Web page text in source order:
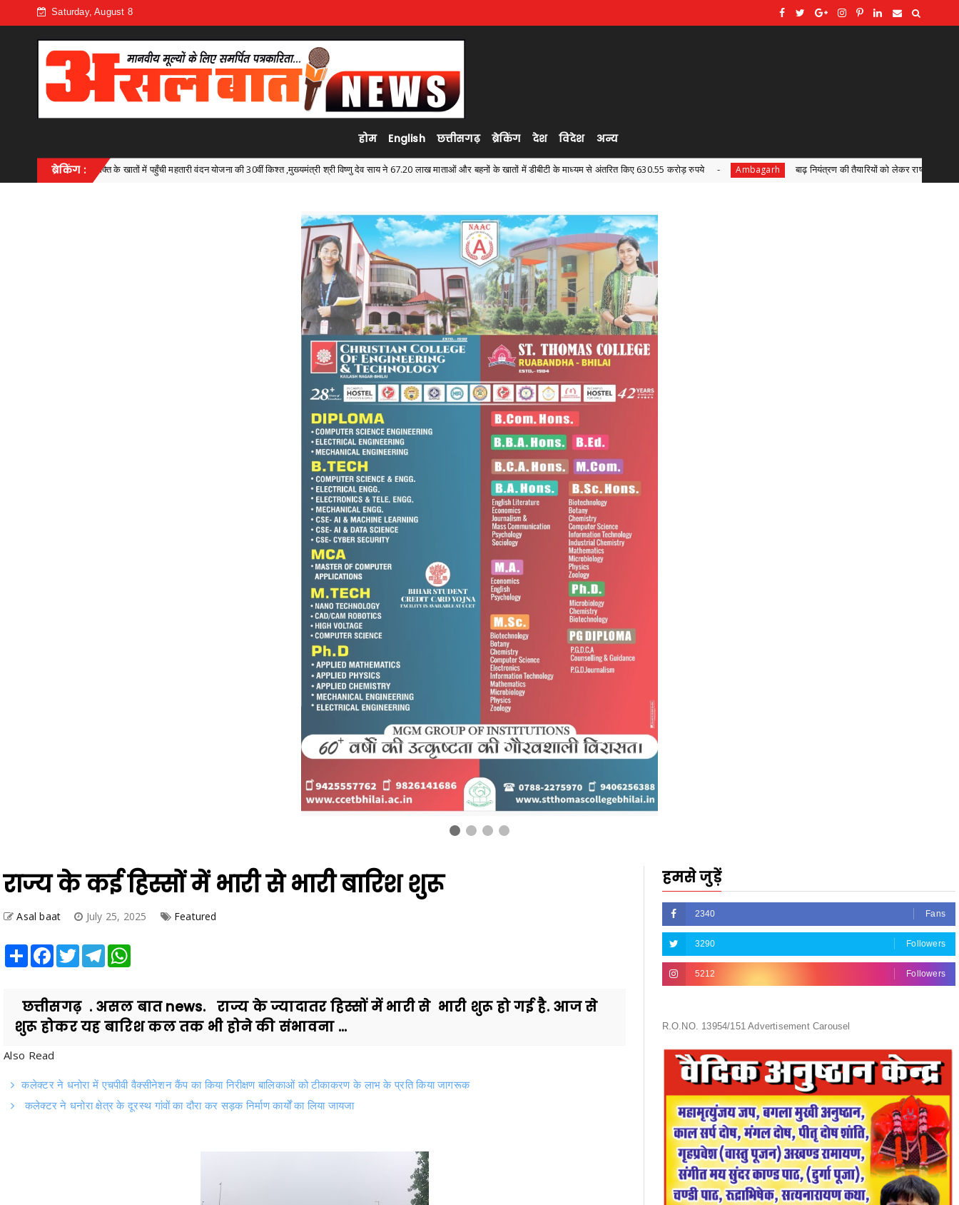
Saturday, August 8
होम English छत्तीसगढ़ ब्रेकिंग देश विदेश अन्य
ब्रेकिंग :
में पहुँची महतारी वंदन योजना की 30वीं किश्त ,मुख्यमंत्री श्री विष्णु देव साय ने 67.20 लाख माताओं और बहनों के खातों में डीबीटी के माध्यम से अंतरित किए 630.55 करोड़ रुपये Ambagarh बाढ़ नियंत्रण की तैयारियों को लेकर राष्ट्रीय आपदा प्रबंधन प्राधिकरण द्वारा बाढ़
राज्य के कई हिस्सों में भारी से भारी बारिश शुरू
Asal baat July 25, 2025 Featured
Share Facebook
Twitter Telegram
छत्तीसगढ़ . असल बात news. राज्य के ज्यादातर हिस्सों में भारी से भारी शुरू हो गई है. आज से
शुरू होकर यह बारिश कल तक भी होने की संभावना ...
Also Read
कलेक्टर ने धनोरा में एचपीवी वैक्सीनेशन कैंप का किया निरीक्षण बालिकाओं को टीकाकरण के लाभ के प्रति किया जागरूक
कलेक्टर ने धनोरा क्षेत्र के दूरस्थ गांवों का दौरा कर सड़क निर्माण कार्यों का लिया जायजा
हमसे जुड़ें
2340 Fans
3290 Followers
5212 Followers
R.O.NO. 13954/151 Advertisement Carousel